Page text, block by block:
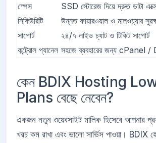
স্পেস
SSD স্টোরেজ দিয়ে দ্রুত ডাটা
সিকিউরিটি
উন্নত ফায়ারওয়াল ও মালওয়্যার
সাপোর্ট
২৪/৭ লাইভ চ্যাট ও টিকিট সাপোর্ট
কন্ট্রোল প্যানেল সহজে ব্যবহারের জন্য cPanel
কেন BDIX Hosting
Plans বেছে নেবেন?
একজন নতুন ওয়েবসাইট মালিক হিসেবে আপনার
খরচ কম রাখা এবং ভালো সার্ভিস পাওয়া। BDIX